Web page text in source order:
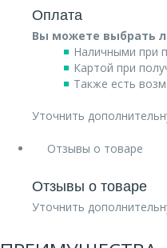
Оплата
Вы можете выбрать
Наличными при
Картой при
Также есть
Уточнить
Отзывы о товаре
Отзывы о товаре
Уточнить